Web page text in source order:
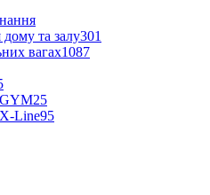
дому та залу301
вагах1087
25
Line95